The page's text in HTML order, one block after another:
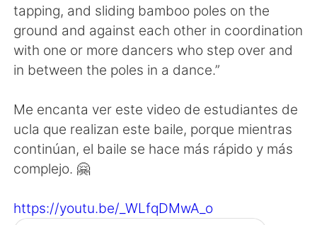
Français Deutsch
日本語 한국어
Indonesia Italiano
Türkçe Tiếng Việt
tapping, and sliding bamboo poles on the
ground and against each other in coordination
with one or more dancers who step over and
in between the poles in a dance.”
Me encanta ver este video de estudiantes de
ucla que realizan este baile, porque mientras
continúan, el baile se hace más rápido y más
complejo. 🤗
https://youtu.be/_WLfqDMwA_o